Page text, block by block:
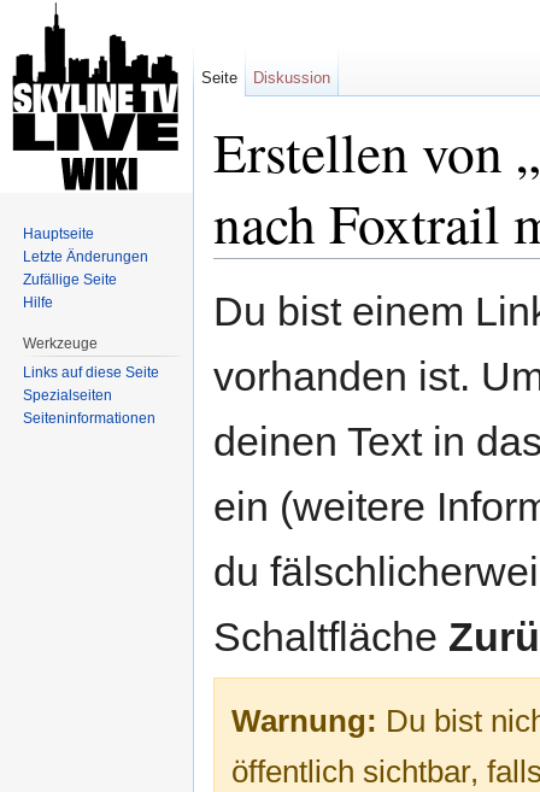
Erstellen von
nach Foxtrail
Du bist einem
vorhanden ist.
deinen Text in
ein (weitere
du
Schaltfläche
Warnung: Du bist
öffentlich sichtbar,
Seite Diskussion
Hauptseite
Letzte Änderungen
Zufällige Seite
Hilfe
Werkzeuge
Links auf diese Seite
Spezialseiten
Seiten­informationen